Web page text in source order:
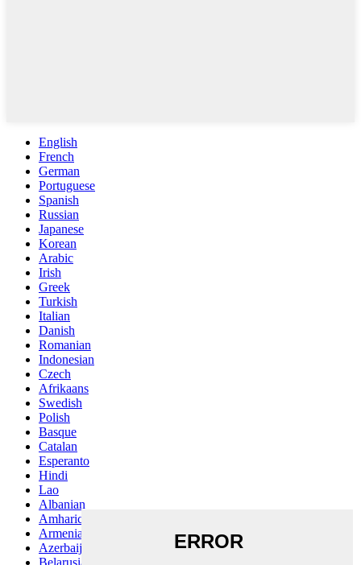
English
French
German
Portuguese
Spanish
Russian
Japanese
Korean
Arabic
Irish
Greek
Turkish
Italian
Danish
Romanian
Indonesian
Czech
Afrikaans
Swedish
Polish
Basque
Catalan
Esperanto
Hindi
Lao
Albanian
Amharic
Armenian
Azerbaijani